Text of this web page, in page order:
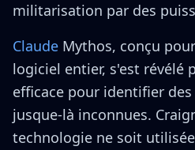
militarisation par des
Claude Mythos, conçu
logiciel entier, s'est révélé
efficace pour identifier
jusque-là inconnues.
technologie ne soit